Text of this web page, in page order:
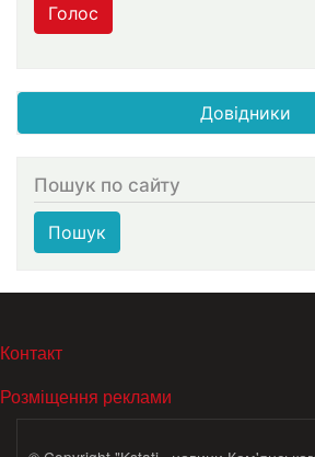
Голос
Довідники
Пошук по сайту
Пошук
МЕНЮ В ПОДВАЛЕ
Контакт
Розміщення реклами